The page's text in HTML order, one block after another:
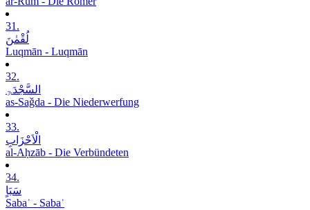
31.
لُقْمٰنَ
Luqmān - Luqmān
32.
السَّجْدَۃِ
as-Saǧda - Die Niederwerfung
33.
الْاَحْزَابِ
al-Aḥzāb - Die Verbündeten
34.
سَبَاٍ
Sabaʾ - Sabaʾ